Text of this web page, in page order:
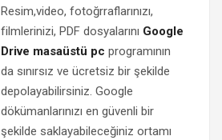
Resim,video, fotoğrraflarınızı,
filmlerinizi, PDF dosyalarını Google
Drive masaüstü pc programının
da sınırsız ve ücretsiz bir şekilde
depolayabilirsiniz. Google
dökümanlarınızı en güvenli bir
şekilde saklayabileceğiniz ortamı